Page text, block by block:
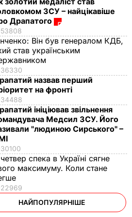
ЗСУ – найцікавіше
Драпатого
53808
Він був генералом КДБ,
став українським
36330
назвав перший
на фронті
34488
ініціював звільнення
Медсил ЗСУ. Його
"людиною Сирського" –
30100
спека в Україні сягне
максимуму. Коли стане
22969
НАЙПОПУЛЯРНІШЕ